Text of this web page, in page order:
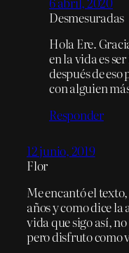
Desmesuradas
Hola Ere.
en la vida es
después de
con alguien
Responder
12 junio, 2019
Flor
Me encantó el
años y como dice
vida que sigo así,
pero disfruto como